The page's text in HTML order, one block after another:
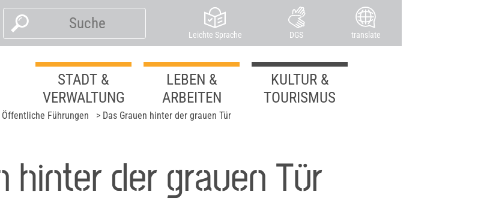
Leichte Sprache DGS translate
STADT &
VERWALTUNG
LEBEN &
ARBEITEN
KULTUR &
TOURISMUS
Öffentliche Führungen > Das Grauen hinter der grauen Tür
hinter der grauen Tür